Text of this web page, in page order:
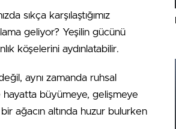
sıkça karşılaştığımız
geliyor? Yeşilin gücünü
köşelerini aydınlatabilir.
aynı zamanda ruhsal
hayatta büyümeye, gelişmeye
ağacın altında huzur bulurken